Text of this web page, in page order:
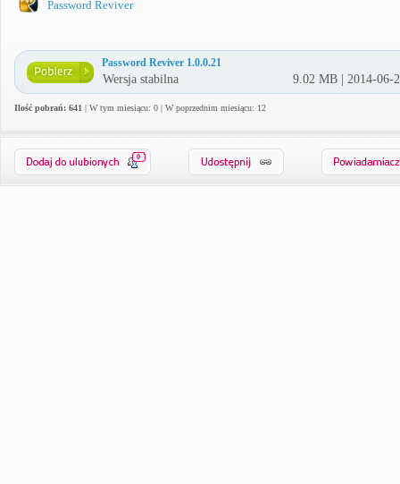
Password Reviver
Password Reviver 1.0.0.21
Wersja stabilna 9.02 MB | 2014-06-
Ilość pobrań: 641 | W tym miesiącu: 0 | W poprzednim miesiącu: 12
0